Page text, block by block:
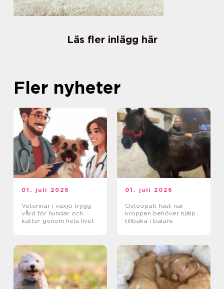
Läs fler inlägg här
Fler nyheter
01. juli 2026
Veterinär i växjö trygg
vård för hundar och
katter genom hela livet
01. juli 2026
Osteopati häst när
kroppen behöver hjälp
tillbaka i balans